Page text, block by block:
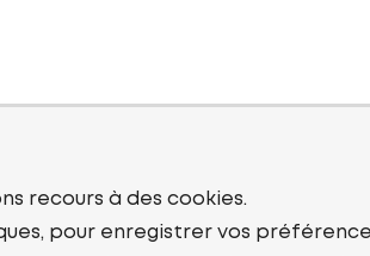
recours à des cookies.
pour enregistrer vos